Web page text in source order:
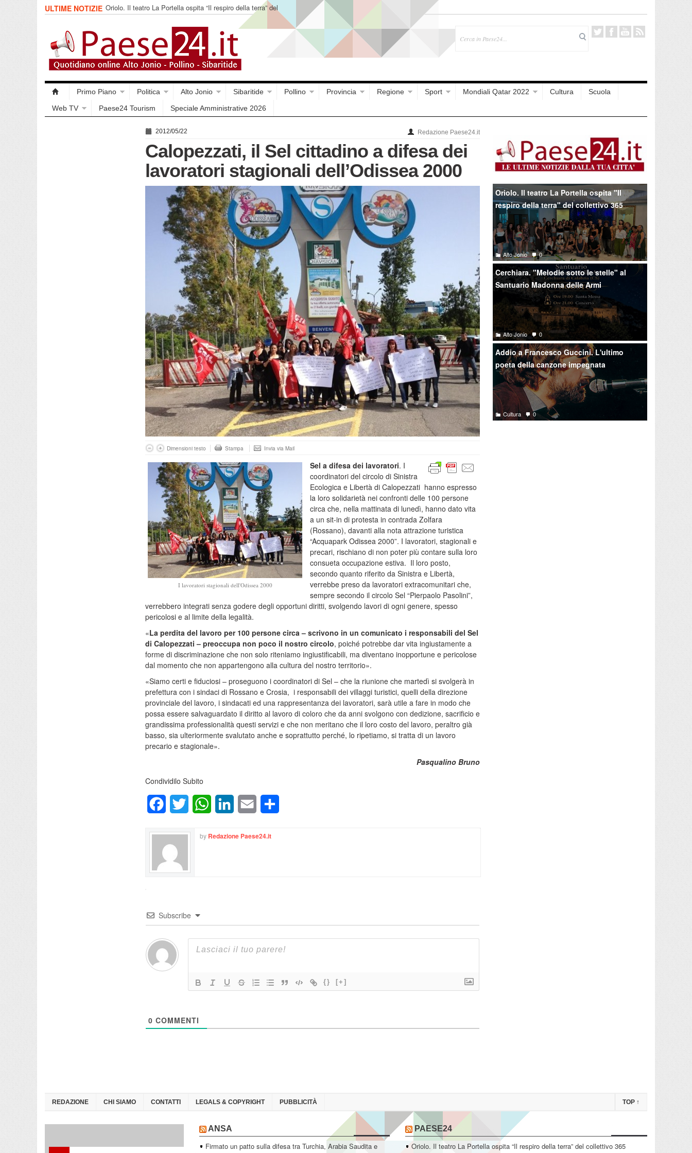
ULTIME NOTIZIE Oriolo. Il teatro La Portella ospita “Il respiro della terra” del
collettivo 365
Primo Piano Politica Alto Jonio Sibaritide Pollino Provincia Regione Sport Mondiali Qatar 2022 Cultura
Scuola
Web TV
Paese24 Tourism Speciale Amministrative 2026
2012/05/22 Redazione Paese24.it
Calopezzati, il Sel cittadino a difesa dei
lavoratori stagionali dell’Odissea 2000
Dimensioni testo Stampa Invia via Mail
I lavoratori stagionali dell'Odissea 2000
Sel a difesa dei lavoratori. I
coordinatori del circolo di Sinistra
Ecologica e Libertà di Calopezzati hanno espresso
la loro solidarietà nei confronti delle 100 persone
circa che, nella mattinata di lunedì, hanno dato vita
a un sit-in di protesta in contrada Zolfara
(Rossano), davanti alla nota attrazione turistica
“Acquapark Odissea 2000”. I lavoratori, stagionali e
precari, rischiano di non poter più contare sulla loro
consueta occupazione estiva. Il loro posto,
secondo quanto riferito da Sinistra e Libertà,
verrebbe preso da lavoratori extracomunitari che,
sempre secondo il circolo Sel “Pierpaolo Pasolini”,
verrebbero integrati senza godere degli opportuni diritti, svolgendo lavori di ogni genere, spesso
pericolosi e al limite della legalità.
«La perdita del lavoro per 100 persone circa – scrivono in un comunicato i responsabili del Sel
di Calopezzati – preoccupa non poco il nostro circolo, poiché potrebbe dar vita ingiustamente a
forme di discriminazione che non solo riteniamo ingiustificabili, ma diventano inopportune e pericolose
dal momento che non appartengono alla cultura del nostro territorio».
«Siamo certi e fiduciosi – proseguono i coordinatori di Sel – che la riunione che martedì si svolgerà in
prefettura con i sindaci di Rossano e Crosia, i responsabili dei villaggi turistici, quelli della direzione
provinciale del lavoro, i sindacati ed una rappresentanza dei lavoratori, sarà utile a fare in modo che
possa essere salvaguardato il diritto al lavoro di coloro che da anni svolgono con dedizione, sacrificio e
grandissima professionalità questi servizi e che non meritano che il loro costo del lavoro, peraltro già
basso, sia ulteriormente svalutato anche e soprattutto perché, lo ripetiamo, si tratta di un lavoro
precario e stagionale».
Pasqualino Bruno
Condividilo Subito
FacebookTwitter WhatsAppLinkedInEmail
by Redazione Paese24.it
Subscribe
{} [+]
0 COMMENTI
Oriolo. Il teatro La Portella ospita "Il
respiro della terra" del collettivo 365
Alto Jonio 0
Cerchiara. "Melodie sotto le stelle" al
Santuario Madonna delle Armi
Alto Jonio 0
Addio a Francesco Guccini. L'ultimo
poeta della canzone impegnata
Cultura 0
REDAZIONE CHI SIAMO CONTATTI LEGALS & COPYRIGHT PUBBLICITÀ TOP ↑
ANSA
Firmato un patto sulla difesa tra Turchia, Arabia Saudita e
PAESE24
Oriolo. Il teatro La Portella ospita “Il respiro della terra” del collettivo 365